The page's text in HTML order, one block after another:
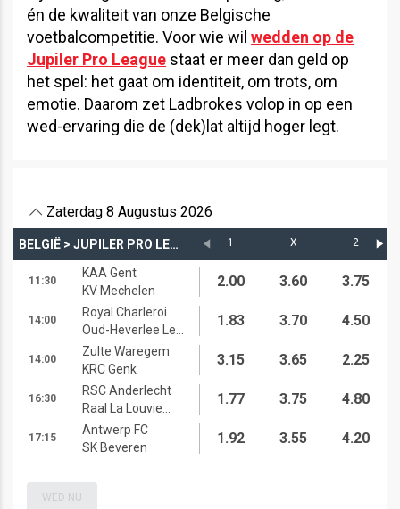
én de kwaliteit van onze Belgische
voetbalcompetitie. Voor wie wilwedden op de
Jupiler Pro League staat er meer dan geld op
het spel: het gaat om identiteit, om trots, om
emotie. Daarom zet Ladbrokes volop in op een
wed-ervaring die de (dek)lat altijd hoger legt.
Zaterdag 8 Augustus 2026
BELGIË >JUPILER PRO LEAGUE 1 X 2
11:30
KAA Gent
KV Mechelen
14:00
Royal Charleroi
14:00
Zulte Waregem
KRC Genk
16:30
RSC Anderlecht
17:15
Antwerp FC
SK Beveren
2.00 3.60 3.75
1.83 3.70 4.50
3.15 3.65 2.25
1.77 3.75 4.80
1.92 3.55 4.20
WED NU